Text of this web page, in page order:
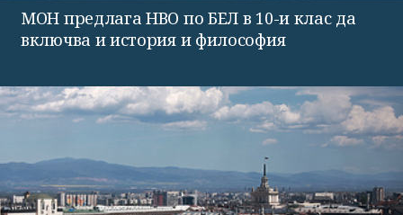
МОН предлага НВО по БЕЛ в 10-и клас да
включва и история и философия